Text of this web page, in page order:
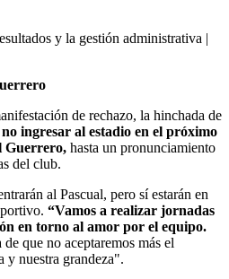
y la gestión administrativa |
de rechazo, la hinchada de
no ingresar al estadio en el próximo
Guerrero, hasta un pronunciamiento
del club.
al Pascual, pero sí estarán en
“Vamos a realizar jornadas
en torno al amor por el equipo.
que no aceptaremos más el
y nuestra grandeza".